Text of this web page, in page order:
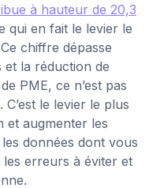
à hauteur de 20,3
qui en fait le levier le
chiffre dépasse
et la réduction de
PME, ce n’est pas
le levier le plus
et augmenter les
données dont vous
erreurs à éviter et